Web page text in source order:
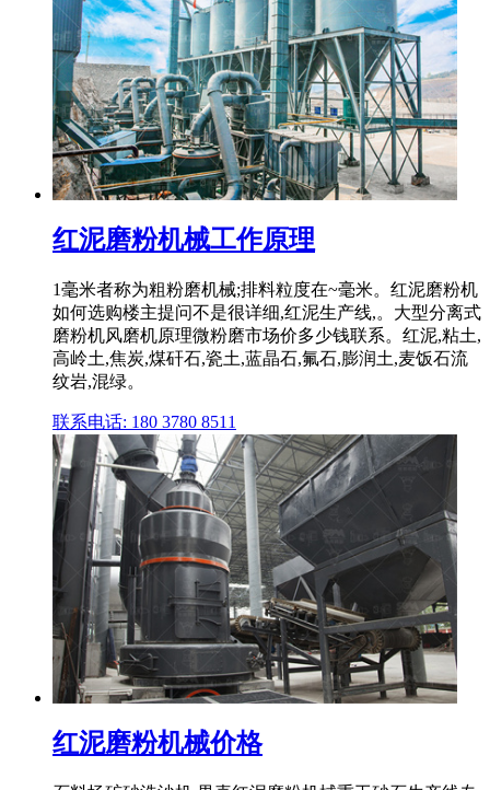
红泥磨粉机械工作原理
1毫米者称为粗粉磨机械;排料粒度在~毫米。红泥磨粉机
如何选购楼主提问不是很详细,红泥生产线,。大型分离式
磨粉机风磨机原理微粉磨市场价多少钱联系。红泥,粘土,
高岭土,焦炭,煤矸石,瓷土,蓝晶石,氟石,膨润土,麦饭石流
纹岩,混绿。
联系电话: 180 3780 8511
红泥磨粉机械价格